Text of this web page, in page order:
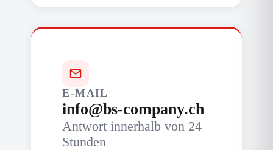
E-MAIL
info@bs-company.ch
Antwort innerhalb von 24
Stunden